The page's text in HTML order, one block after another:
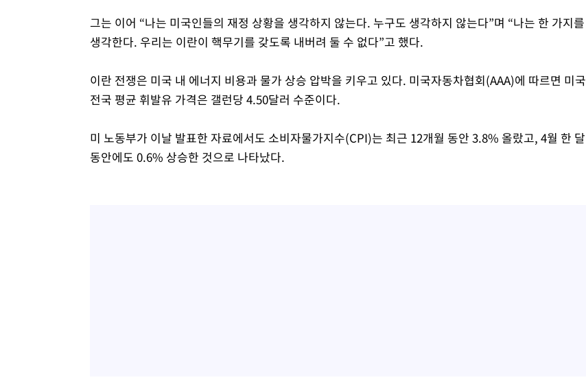
그는 이어 “나는 미국인들의 재정 상황을 생각하지 않는다. 누구도 생각하지 않는다”며 “나는 한 가지를
생각한다. 우리는 이란이 핵무기를 갖도록 내버려 둘 수 없다”고 했다.
이란 전쟁은 미국 내 에너지 비용과 물가 상승 압박을 키우고 있다. 미국자동차협회(AAA)에 따르면 미국
전국 평균 휘발유 가격은 갤런당 4.50달러 수준이다.
미 노동부가 이날 발표한 자료에서도 소비자물가지수(CPI)는 최근 12개월 동안 3.8% 올랐고, 4월 한 달
동안에도 0.6% 상승한 것으로 나타났다.